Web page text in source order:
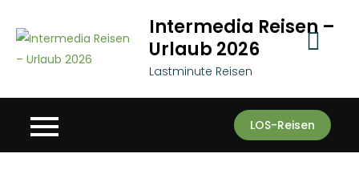
content
Intermedia Reisen –
Urlaub 2026
Lastminute Reisen
LOS-Reisen